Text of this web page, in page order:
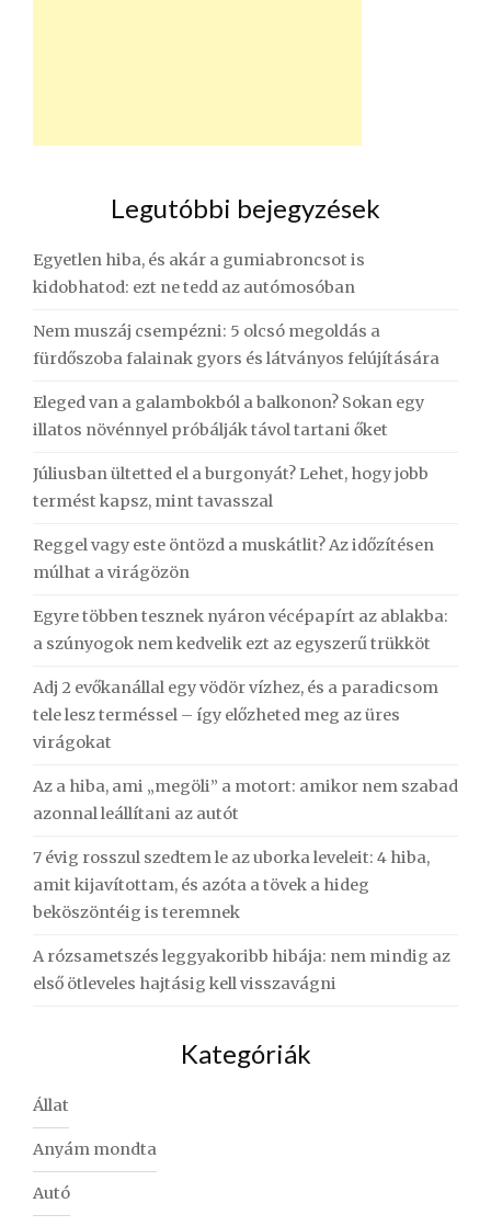
Legutóbbi bejegyzések
Egyetlen hiba, és akár a gumiabroncsot is
kidobhatod: ezt ne tedd az autómosóban
Nem muszáj csempézni: 5 olcsó megoldás a
fürdőszoba falainak gyors és látványos felújítására
Eleged van a galambokból a balkonon? Sokan egy
illatos növénnyel próbálják távol tartani őket
Júliusban ültetted el a burgonyát? Lehet, hogy jobb
termést kapsz, mint tavasszal
Reggel vagy este öntözd a muskátlit? Az időzítésen
múlhat a virágözön
Egyre többen tesznek nyáron vécépapírt az ablakba:
a szúnyogok nem kedvelik ezt az egyszerű trükköt
Adj 2 evőkanállal egy vödör vízhez, és a paradicsom
tele lesz terméssel – így előzheted meg az üres
virágokat
Az a hiba, ami „megöli” a motort: amikor nem szabad
azonnal leállítani az autót
7 évig rosszul szedtem le az uborka leveleit: 4 hiba,
amit kijavítottam, és azóta a tövek a hideg
beköszöntéig is teremnek
A rózsametszés leggyakoribb hibája: nem mindig az
első ötleveles hajtásig kell visszavágni
Kategóriák
Állat
Anyám mondta
Autó